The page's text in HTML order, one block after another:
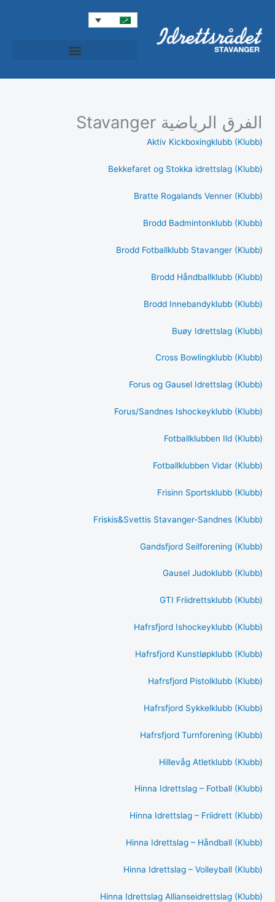
المحتوى
الفرق الرياضية Stavanger
Aktiv Kickboxingklubb (Klubb)
Bekkefaret og Stokka idrettslag (Klubb)
Bratte Rogalands Venner (Klubb)
Brodd Badmintonklubb (Klubb)
Brodd Fotballklubb Stavanger (Klubb)
Brodd Håndballklubb (Klubb)
Brodd Innebandyklubb (Klubb)
Buøy Idrettslag (Klubb)
Cross Bowlingklubb (Klubb)
Forus og Gausel Idrettslag (Klubb)
Forus/Sandnes Ishockeyklubb (Klubb)
Fotballklubben Ild (Klubb)
Fotballklubben Vidar (Klubb)
Frisinn Sportsklubb (Klubb)
Friskis&Svettis Stavanger-Sandnes (Klubb)
Gandsfjord Seilforening (Klubb)
Gausel Judoklubb (Klubb)
GTI Friidrettsklubb (Klubb)
Hafrsfjord Ishockeyklubb (Klubb)
Hafrsfjord Kunstløpklubb (Klubb)
Hafrsfjord Pistolklubb (Klubb)
Hafrsfjord Sykkelklubb (Klubb)
Hafrsfjord Turnforening (Klubb)
Hillevåg Atletklubb (Klubb)
Hinna Idrettslag – Fotball (Klubb)
Hinna Idrettslag – Friidrett (Klubb)
Hinna Idrettslag – Håndball (Klubb)
Hinna Idrettslag – Volleyball (Klubb)
Hinna Idrettslag Allianseidrettslag (Klubb)